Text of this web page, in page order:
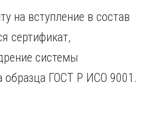
на вступление в состав
сертификат,
системы
образца ГОСТ Р ИСО 9001.